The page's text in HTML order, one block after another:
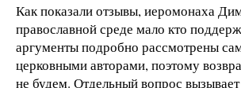
Как показали отзывы, иеромонаха
православной среде мало кто
аргументы подробно рассмотрены
церковными авторами, поэтому
не будем. Отдельный вопрос